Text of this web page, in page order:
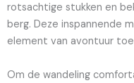
rotsachtige stukken en
berg. Deze inspannende
element van avontuur
Om de wandeling